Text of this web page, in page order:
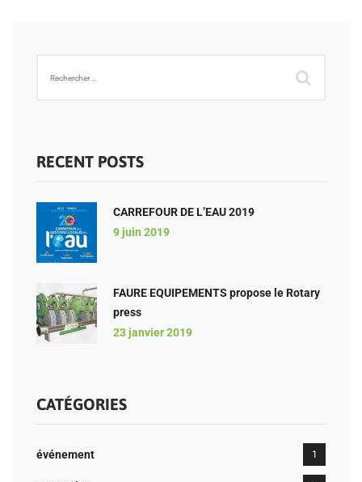
RECENT POSTS
CARREFOUR DE L’EAU 2019
9 juin 2019
FAURE EQUIPEMENTS propose le Rotary
press
23 janvier 2019
CATÉGORIES
événement 1